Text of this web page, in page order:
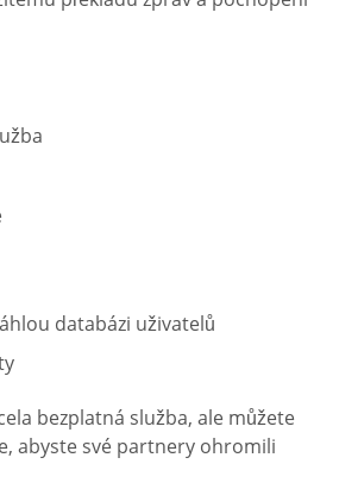
databázi uživatelů
bezplatná služba, ale můžete
abyste své partnery ohromili